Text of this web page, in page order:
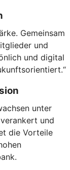
Gemeinsam
und
und digital
unter
und
die Vorteile